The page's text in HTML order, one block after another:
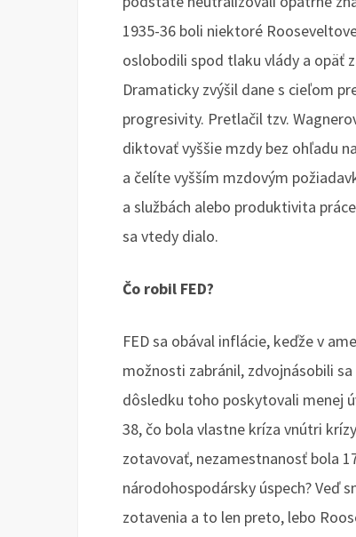
1935-36 boli niektoré
oslobodili spod tlaku vlády a opäť
Dramaticky zvýšil dane s cieľom
progresivity. Pretlačil tzv.
diktovať vyššie mzdy bez ohľadu
a čelíte vyšším mzdovým
a službách alebo produktivita
sa vtedy dialo.
Čo robil FED?
FED sa obával inflácie, keďže v
možnosti zabránil, zdvojnásobili
dôsledku toho poskytovali menej
38, čo bola vlastne kríza vnútri
zotavovať, nezamestnanosť bola
národohospodársky úspech? Veď
zotavenia a to len preto, lebo